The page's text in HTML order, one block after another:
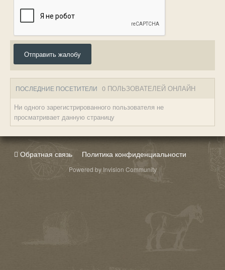
Отправить жалобу
ПОСЛЕДНИЕ ПОСЕТИТЕЛИ 0 ПОЛЬЗОВАТЕЛЕЙ ОНЛАЙН
Ни одного зарегистрированного пользователя не
просматривает данную страницу
Обратная связь Политика конфиденциальности
Powered by Invision Community